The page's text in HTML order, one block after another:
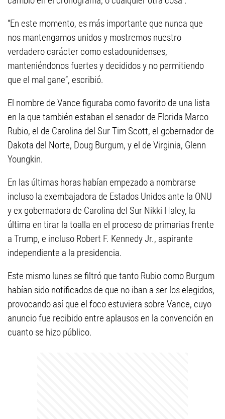
“En este momento, es más importante que nunca que
nos mantengamos unidos y mostremos nuestro
verdadero carácter como estadounidenses,
manteniéndonos fuertes y decididos y no permitiendo
que el mal gane”, escribió.
El nombre de Vance figuraba como favorito de una lista
en la que también estaban el senador de Florida Marco
Rubio, el de Carolina del Sur Tim Scott, el gobernador de
Dakota del Norte, Doug Burgum, y el de Virginia, Glenn
Youngkin.
En las últimas horas habían empezado a nombrarse
incluso la exembajadora de Estados Unidos ante la ONU
y ex gobernadora de Carolina del Sur Nikki Haley, la
última en tirar la toalla en el proceso de primarias frente
a Trump, e incluso Robert F. Kennedy Jr., aspirante
independiente a la presidencia.
Este mismo lunes se filtró que tanto Rubio como Burgum
habían sido notificados de que no iban a ser los elegidos,
provocando así que el foco estuviera sobre Vance, cuyo
anuncio fue recibido entre aplausos en la convención en
cuanto se hizo público.